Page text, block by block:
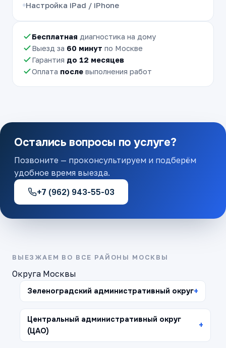
Настройка iPad / iPhone
Бесплатная диагностика на дому
Выезд за 60 минут по Москве
Гарантия до 12 месяцев
Оплата после выполнения работ
Остались вопросы по услуге?
Позвоните — проконсультируем и подберём
удобное время выезда.
+7 (962) 943-55-03
ВЫЕЗЖАЕМ ВО ВСЕ РАЙОНЫ МОСКВЫ
Округа Москвы
Зеленоградский административный округ
Центральный административный округ
(ЦАО)